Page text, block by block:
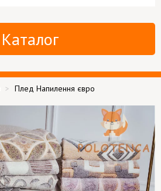
Каталог
Плед Напилення євро